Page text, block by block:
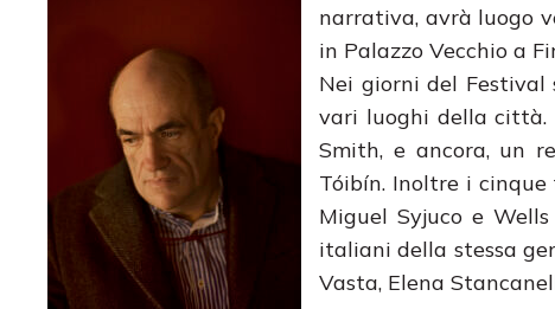
narrativa, avrà luogo
in Palazzo Vecchio a
Nei giorni del
vari luoghi della città.
Smith, e ancora, un
Tóibín. Inoltre i
Miguel Syjuco e
italiani della stessa
Vasta, Elena